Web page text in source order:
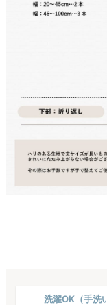
洗濯OK（手洗